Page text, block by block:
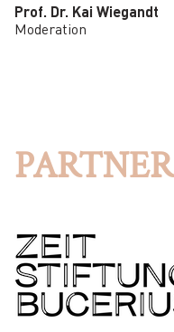
Prof. Dr. Kai Wiegandt
Moderation
PARTNER